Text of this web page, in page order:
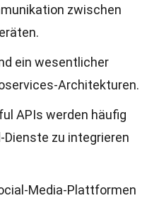
zwischen
ein wesentlicher
Architekturen.
APIs werden häufig
zu integrieren
Media-Plattformen